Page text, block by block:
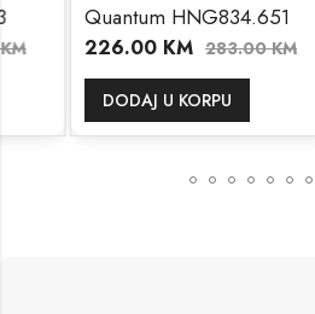
Quantum HNG834.651
226.00KM 283.00KM
DODAJ U KORPU